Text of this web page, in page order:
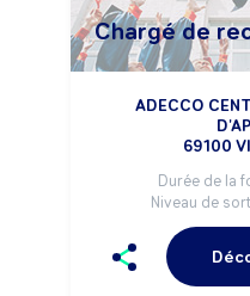
Chargé de
ADECCO
69100
Durée de la
Niveau de